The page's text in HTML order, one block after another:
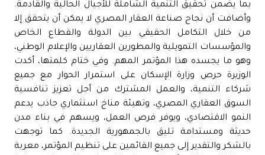
بما يضمن تحقيق التنمية الشاملة للأجيال الحالية والقادمة.
وأضافت أن نجاح صناعة العقار المصري لا يمكن أن يتحقق إلا
من خلال التكامل الحقيقي بين الدولة والقطاع الخاص
والمؤسسات التمويلية والمطورين العقاريين والإعلام الوطني،
وهو ما يجسده هذا المؤتمر المهم. وفي ختام كلمتها، أكدت
الوزيرة حرص وزارة الإسكان على استمرار الحوار مع جميع
شركاء التنمية، والعمل المشترك من أجل تعزيز تنافسية
السوق العقاري المصري، وتهيئة مناخ استثماري جاذب يدعم
النمو الاقتصادي، ويوفر فرص العمل، ويسهم في بناء مدن
حديثة ومستدامة تليق بالجمهورية الجديدة. كما توجهت
بالشكر والتقدير إلى جميع القائمين على تنظيم المؤتمر، معربة